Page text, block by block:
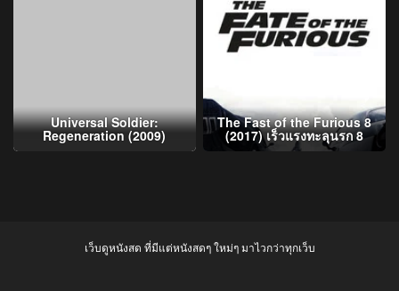
Universal Soldier:
Regeneration (2009)
The Fast of the Furious 8
(2017) เร็วแรงทะลุนรก 8
เว็บดูหนังสด ที่มีแต่หนังสดๆ ใหม่ๆ มาไวกว่าทุกเว็บ